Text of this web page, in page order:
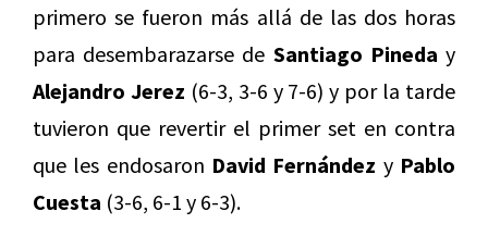
primero se fueron más allá de las dos horas
para desembarazarse de Santiago Pineda y
Alejandro Jerez (6-3, 3-6 y 7-6) y por la tarde
tuvieron que revertir el primer set en contra
que les endosaron David Fernández y Pablo
Cuesta (3-6, 6-1 y 6-3).